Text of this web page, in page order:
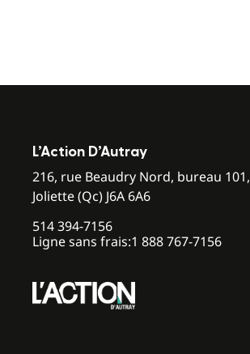
L’Action D’Autray
216, rue Beaudry Nord, bureau 101,
Joliette (Qc) J6A 6A6
514 394-7156
Ligne sans frais:1 888 767-7156